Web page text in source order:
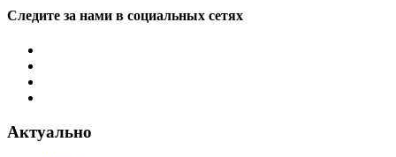
Следите за нами в социальных сетях
Актуально